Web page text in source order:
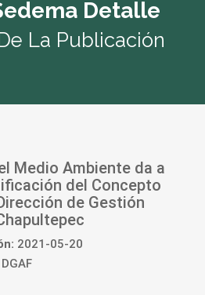
Detalle
La Publicación
Medio Ambiente da a
del Concepto
de Gestión
2021-05-20
DGAF